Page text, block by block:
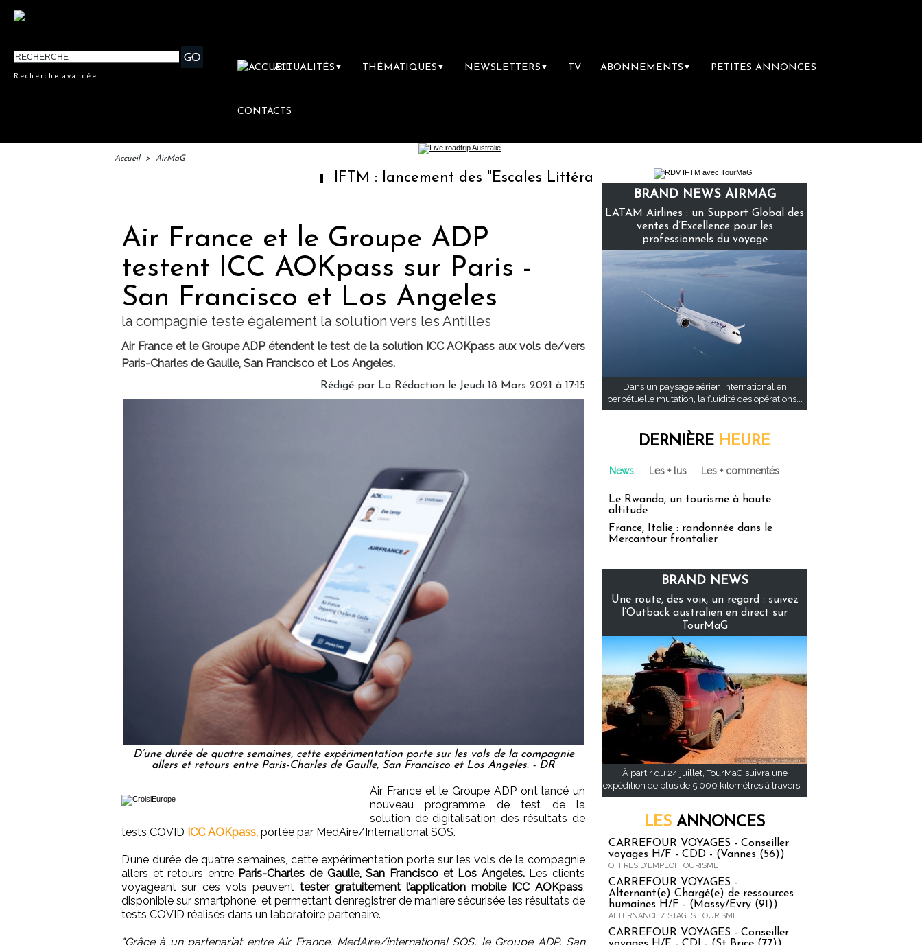
Recherche avancée
ACTUALITÉS ▼ THÉMATIQUES ▼ NEWSLETTERS ▼ TV ABONNEMENTS ▼ PETITES ANNONCES
CONTACTS
Accueil > AirMaG
IFTM : lancement des "Escales Littéraires", la première librairie du voyage
Air France et le Groupe ADP
testent ICC AOKpass sur Paris -
San Francisco et Los Angeles
la compagnie teste également la solution vers les Antilles
Air France et le Groupe ADP étendent le test de la solution ICC AOKpass aux vols de/vers
Paris-Charles de Gaulle, San Francisco et Los Angeles.
Rédigé par La Rédaction le Jeudi 18 Mars 2021 à 17:15
D’une durée de quatre semaines, cette expérimentation porte sur les vols de la compagnie
allers et retours entre Paris-Charles de Gaulle, San Francisco et Los Angeles. - DR
Air France et le Groupe ADP ont lancé un
nouveau programme de test de la
solution de digitalisation des résultats de
tests COVID ICC AOKpass, portée par MedAire/International SOS.
D’une durée de quatre semaines, cette expérimentation porte sur les vols de la compagnie
allers et retours entre Paris-Charles de Gaulle, San Francisco et Los Angeles.Les clients
voyageant sur ces vols peuvent tester gratuitement l’application mobile ICC AOKpass,
disponible sur smartphone, et permettant d’enregistrer de manière sécurisée les résultats de
tests COVID réalisés dans un laboratoire partenaire.
"Grâce à un partenariat entre Air France, MedAire/international SOS, le Groupe ADP, San
BRAND NEWS AIRMAG
LATAM Airlines : un Support Global des
ventes d’Excellence pour les
professionnels du voyage
Dans un paysage aérien international en
perpétuelle mutation, la fluidité des opérations...
DERNIÈRE HEURE
News Les + lus Les + commentés
Le Rwanda, un tourisme à haute
altitude
France, Italie : randonnée dans le
Mercantour frontalier
BRAND NEWS
Une route, des voix, un regard : suivez
l’Outback australien en direct sur
TourMaG
À partir du 24 juillet, TourMaG suivra une
expédition de plus de 5 000 kilomètres à travers...
LES ANNONCES
CARREFOUR VOYAGES - Conseiller
voyages H/F - CDD - (Vannes (56))
OFFRES D'EMPLOI TOURISME
CARREFOUR VOYAGES -
Alternant(e) Chargé(e) de ressources
humaines H/F - (Massy/Evry (91))
ALTERNANCE / STAGES TOURISME
CARREFOUR VOYAGES - Conseiller